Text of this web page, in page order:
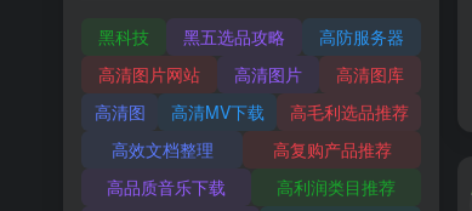
黑科技 黑五选品攻略
高防服务器
高清图片网站
高清图片
高清图库
高清图
高清MV下载
高毛利选品推荐
高效文档整理
高复购产品推荐
高品质音乐下载
高利润类目推荐